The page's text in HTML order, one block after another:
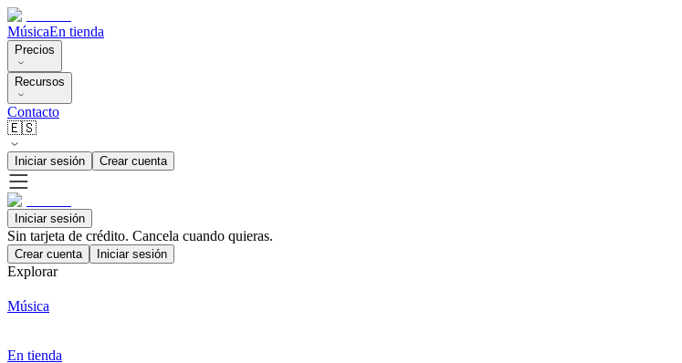
MúsicaEn tienda
Precios
Recursos
Contacto
🇪🇸
Iniciar sesión Crear cuenta
Iniciar sesión
Sin tarjeta de crédito. Cancela cuando quieras.
Crear cuenta Iniciar sesión
Explorar
Música
En tienda